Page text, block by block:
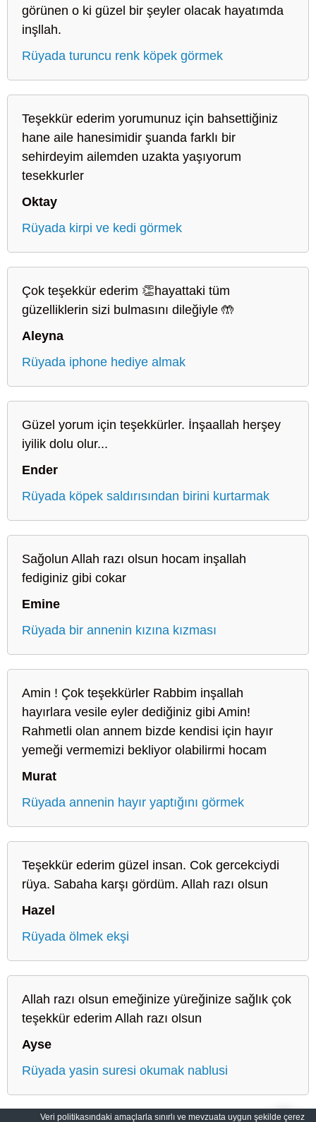
görünen o ki güzel bir şeyler olacak hayatımda
inşllah.
Rüyada turuncu renk köpek görmek
Teşekkür ederim yorumunuz için bahsettiğiniz
hane aile hanesimidir şuanda farklı bir
sehirdeyim ailemden uzakta yaşıyorum
tesekkurler
Oktay
Rüyada kirpi ve kedi görmek
Çok teşekkür ederim 👏hayattaki tüm
güzelliklerin sizi bulmasını dileğiyle 🤲
Aleyna
Rüyada iphone hediye almak
Güzel yorum için teşekkürler. İnşaallah herşey
iyilik dolu olur...
Ender
Rüyada köpek saldırısından birini kurtarmak
Sağolun Allah razı olsun hocam inşallah
fediginiz gibi cokar
Emine
Rüyada bir annenin kızına kızması
Amin ! Çok teşekkürler Rabbim inşallah
hayırlara vesile eyler dediğiniz gibi Amin!
Rahmetli olan annem bizde kendisi için hayır
yemeği vermemizi bekliyor olabilirmi hocam
Murat
Rüyada annenin hayır yaptığını görmek
Teşekkür ederim güzel insan. Cok gercekciydi
rüya. Sabaha karşı gördüm. Allah razı olsun
Hazel
Rüyada ölmek ekşi
Allah razı olsun emeğinize yüreğinize sağlık çok
teşekkür ederim Allah razı olsun
Ayse
Rüyada yasin suresi okumak nablusi
Veri politikasındaki amaçlarla sınırlı ve mevzuata uygun şekilde çerez